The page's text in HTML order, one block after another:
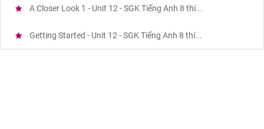
A Closer Look 1 - Unit 12 - SGK Tiếng Anh 8 thí...
Getting Started - Unit 12 - SGK Tiếng Anh 8 thí...